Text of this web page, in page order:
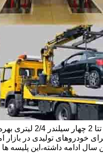
ابتدا راجع به دلیل
تولیدی در بازار
سال ادامه داشته،این